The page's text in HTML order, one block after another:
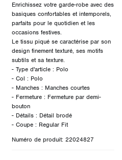
Enrichissez votre garde-robe avec des
basiques confortables et intemporels,
parfaits pour le quotidien et les
occasions festives.
Le tissu piqué se caractérise par son
design finement texturé, ses motifs
subtils et sa texture.
- Type d'article : Polo
- Col : Polo
- Manches : Manches courtes
- Fermeture : Fermeture par demi-
bouton
- Détails : Détail brodé
- Coupe : Regular Fit
Numéro de produit: 22024827